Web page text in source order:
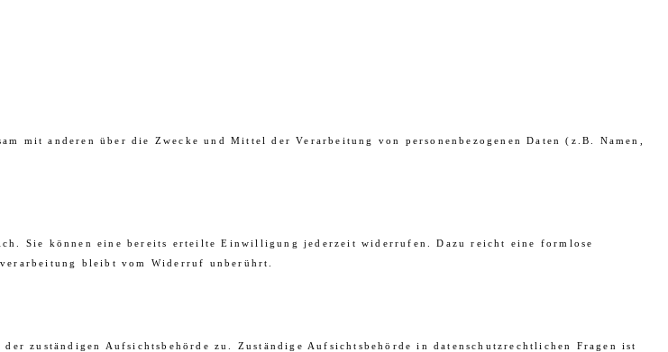
anderen über die Zwecke und Mittel der Verarbeitung von personenbezogenen Daten (z.B. Namen,
Sie können eine bereits erteilte Einwilligung jederzeit widerrufen. Dazu reicht eine formlose
bleibt vom Widerruf unberührt.
zuständigen Aufsichtsbehörde zu. Zuständige Aufsichtsbehörde in datenschutzrechtlichen Fragen ist